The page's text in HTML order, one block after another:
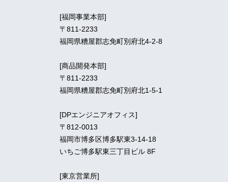
[福岡事業本部]
〒811-2233
福岡県糟屋郡志免町別府北4-2-8
[商品開発本部]
〒811-2233
福岡県糟屋郡志免町別府北1-5-1
[DPエンジニアオフィス]
〒812-0013
福岡市博多区博多駅東3-14-18
いちご博多駅東三丁目ビル 8F
[東京営業所]